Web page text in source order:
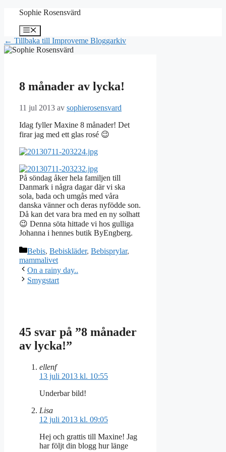
Hoppa
innehåll
Sophie Rosensvärd
Meny
← Tillbaka till Improveme Bloggarkiv
8 månader av lycka!
11 jul 2013 av sophierosensvard
Idag fyller Maxine 8 månader! Det
firar jag med ett glas rosé 😉
På söndag åker hela familjen till
Danmark i några dagar där vi ska
sola, bada och umgås med våra
danska vänner och deras nyfödde son.
Då kan det vara bra med en ny solhatt
😉 Denna söta hittade vi hos gulliga
Johanna i hennes butik ByEngberg.
Kategorier
Bebis, Bebiskläder, Bebisprylar,
mammalivet
On a rainy day..
Smygstart
45 svar på ”8 månader
av lycka!”
ellenf
13 juli 2013 kl. 10:55
Underbar bild!
Lisa
12 juli 2013 kl. 09:05
Hej och grattis till Maxine! Jag
har följt din blogg hur länge